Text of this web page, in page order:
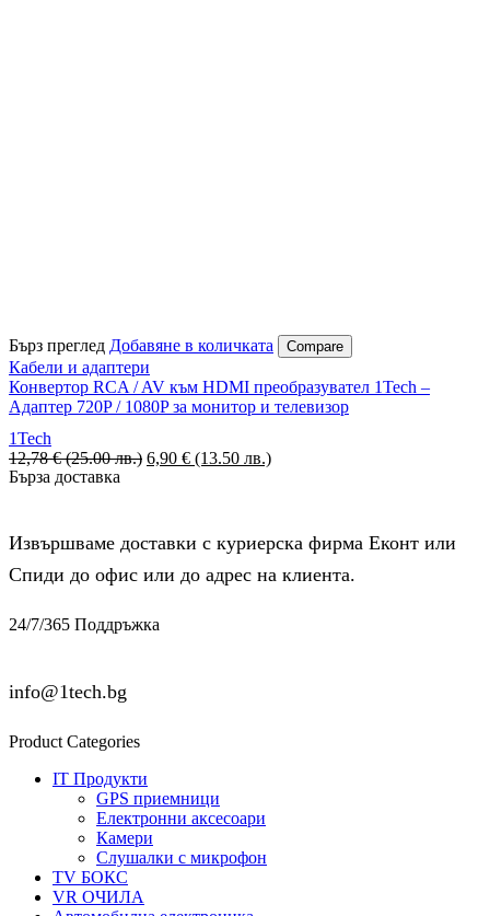
Бърз преглед Добавяне в количката Compare
Кабели и адаптери
Конвертор RCA / AV към HDMI преобразувател 1Tech –
Адаптер 720P / 1080P за монитор и телевизор
1Tech
12,78€ (25.00 лв.) 6,90 € (13.50 лв.)
Бърза доставка
Извършваме доставки с куриерска фирма Еконт или
Спиди до офис или до адрес на клиента.
24/7/365 Поддръжка
info@1tech.bg
Product Categories
IT Продукти
GPS приемници
Електронни аксесоари
Камери
Слушалки с микрофон
TV БОКС
VR ОЧИЛА